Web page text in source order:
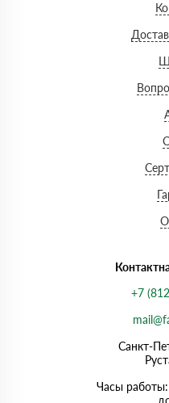
+7
Санкт-
Часы